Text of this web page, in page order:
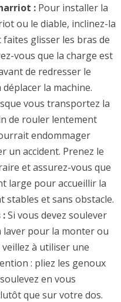
:Pour installer la
ou le diable, inclinez-la
glisser les bras de
vous que la charge est
de redresser le
la machine.
vous transportez la
de rouler lentement
endommager
un accident. Prenez le
et assurez-vous que
large pour accueillir la
stables et sans obstacle.
:Si vous devez soulever
laver pour la monter ou
veillez à utiliser une
: pliez les genoux
en vous
que sur votre dos.